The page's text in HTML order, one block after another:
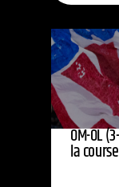
OM-OL
la